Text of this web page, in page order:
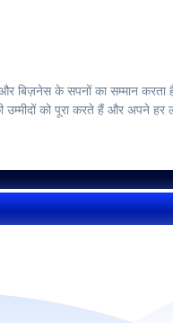
और बिज़नेस के सपनों का सम्मान
को पूरा करते हैं और अपने हर